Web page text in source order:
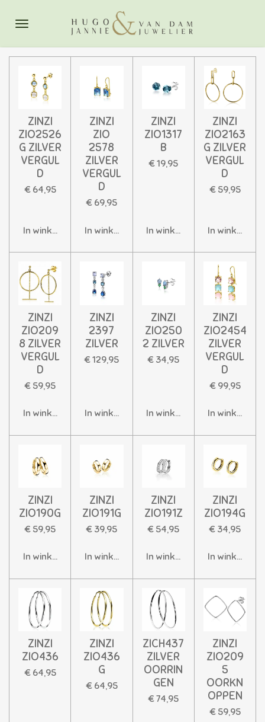
direct
de
hoofdinhoud
ZINZI
ZIO2526
G ZILVER
VERGUL
D
€ 64,95
In winkelwagen
ZINZI
ZIO
2578
ZILVER
VERGUL
D
€ 69,95
In winkelwagen
ZINZI
ZIO1317
B
€ 19,95
In winkelwagen
ZINZI
ZIO2163
G ZILVER
VERGUL
D
€ 59,95
In
ZINZI
ZIO209
8 ZILVER
VERGUL
D
€ 59,95
In winkelwagen
ZINZI
2397
ZILVER
€ 129,95
In winkelwagen
ZINZI
ZIO250
2 ZILVER
€ 34,95
In winkelwagen
ZINZI
ZIO2454
ZILVER
VERGUL
D
€ 99,95
In
ZINZI
ZIO190G
€ 59,95
In winkelwagen
ZINZI
ZIO191G
€ 39,95
In winkelwagen
ZINZI
ZIO191Z
€ 54,95
In winkelwagen
ZINZI
ZIO194G
€ 34,95
In
ZINZI
ZIO436
€ 64,95
ZINZI
ZIO436
G
€ 64,95
ZICH437
ZILVER
OORRIN
GEN
€ 74,95
ZINZI
ZIO209
5
OORKN
OPPEN
€ 59,95